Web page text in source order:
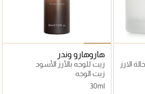
الارز
هاروهارو وندر
زيت للوجه بالأرز الأسود
زيت الوجه
30ml